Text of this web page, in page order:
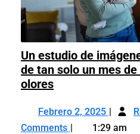
Un estudio de
de tan solo un mes
oloresUn
de
imágenes
Febrero 2, 2025
2,
Comments
1:29 am